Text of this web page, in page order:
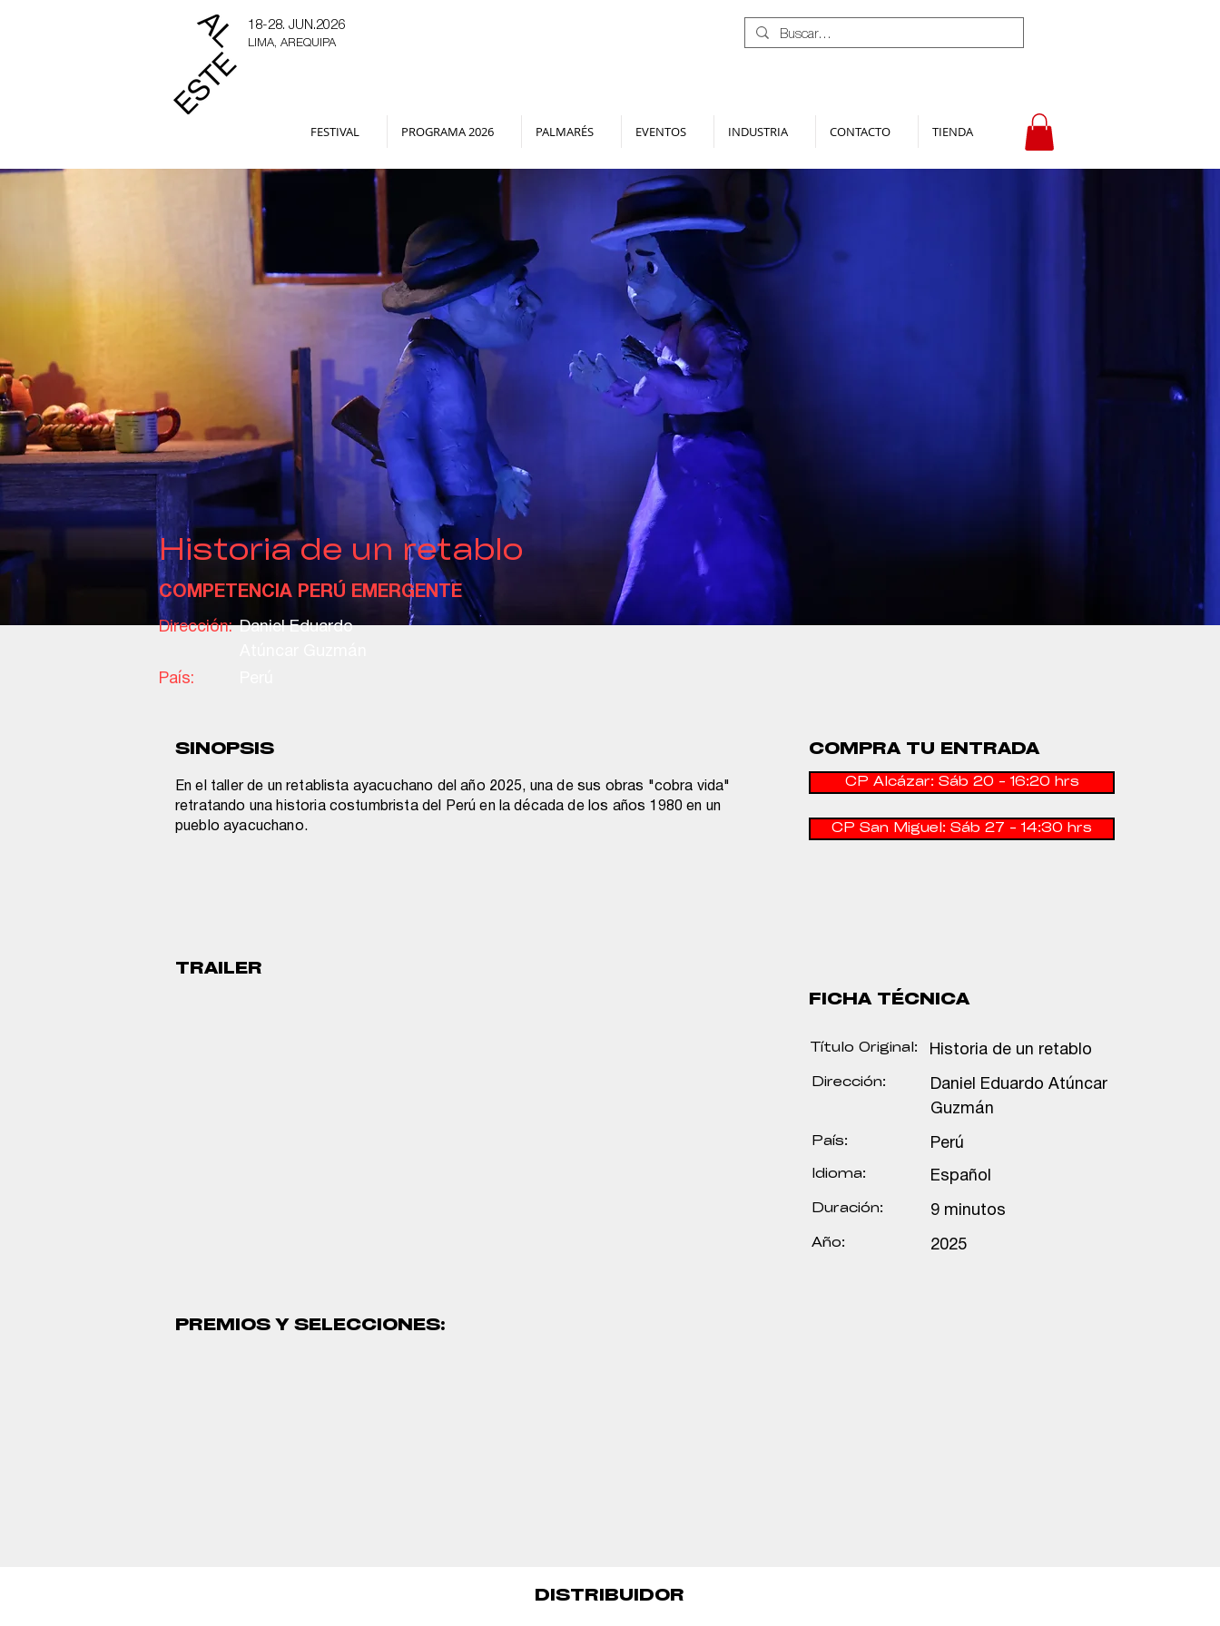
18-28. JUN.2026
LIMA, AREQUIPA
FESTIVAL PROGRAMA 2026 PALMARÉS EVENTOS INDUSTRIA CONTACTO TIENDA
Historia de un retablo
COMPETENCIA PERÚ EMERGENTE
Dirección: Daniel Eduardo
País:
SINOPSIS
En el taller de un retablista ayacuchano del año 2025, una de sus obras "cobra vida"
retratando una historia costumbrista del Perú en la década de los años 1980 en un
pueblo ayacuchano.
COMPRA TU ENTRADA
CP Alcázar: Sáb 20 - 16:20 hrs
CP San Miguel: Sáb 27 - 14:30 hrs
TRAILER
FICHA TÉCNICA
Título Original:
Dirección:
País:
Idioma:
Duración:
Año:
Historia de un retablo
Daniel Eduardo Atúncar
Guzmán
Perú
Español
9 minutos
2025
PREMIOS Y SELECCIONES:
DISTRIBUIDOR